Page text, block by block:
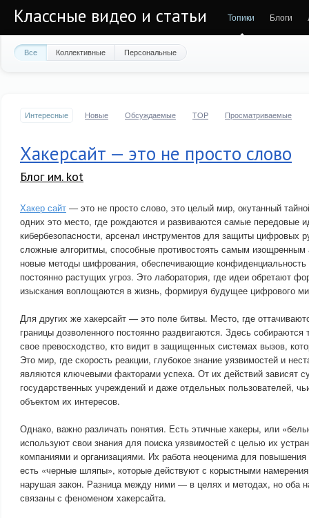
Классные видео и статьи Топики Блоги
Все Коллективные Персональные
Интересные Новые Обсуждаемые TOP Просматриваемые
Хакерсайт — это не просто слово
Блог им. kot
Хакер сайт — это не просто слово, это целый мир, окутанный
одних это место, где рождаются и развиваются самые передовые
кибербезопасности, арсенал инструментов для защиты цифровых
сложные алгоритмы, способные противостоять самым изощренным
новые методы шифрования, обеспечивающие
постоянно растущих угроз. Это лаборатория, где идеи обретают
изыскания воплощаются в жизнь, формируя будущее цифрового
Для других же хакерсайт — это поле битвы. Место, где
границы дозволенного постоянно раздвигаются. Здесь собираются
свое превосходство, кто видит в защищенных системах вызов,
Это мир, где скорость реакции, глубокое знание уязвимостей и
являются ключевыми факторами успеха. От их действий зависят
государственных учреждений и даже отдельных пользователей,
объектом их интересов.
Однако, важно различать понятия. Есть этичные хакеры, или
используют свои знания для поиска уязвимостей с целью их
компаниями и организациями. Их работа неоценима для повышения
есть «черные шляпы», которые действуют с корыстными
нарушая закон. Разница между ними — в целях и методах, но оба
связаны с феноменом хакерсайта.